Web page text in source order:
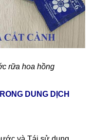
rữa hoa hồng
DUNG DỊCH